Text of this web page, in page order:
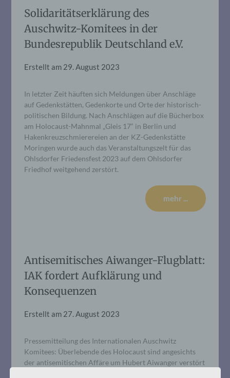
Solidaritätserklärung des
Auschwitz-Komitees in der
Bundesrepublik Deutschland e.V.
Erstellt am 29. August 2023
In letzter Zeit häuften sich Meldungen über Anschläge
auf Gedenkstätten, Gedenkorte und Orte der historisch-
politischen Bildung. Nach Anschlägen auf die Bücherbox
am Holocaust-Mahnmal „Gleis 17“ in Berlin und
Hakenkreuzschmierereien an der KZ-Gedenkstätte
Moringen wurde auch das Veranstaltungszelt für das
Ohlsdorfer Friedensfest 2023 auf dem Ohlsdorfer
Friedhof weitgehend zerstört.
mehr ...
Antisemitisches Aiwanger-Flugblatt:
IAK fordert Aufklärung und
Konsequenzen
Erstellt am 27. August 2023
Pressemitteilung des Internationalen Auschwitz
Komitees: Überlebende des Holocaust sind angesichts
der antisemitischen Affäre um Hubert Aiwanger verstört